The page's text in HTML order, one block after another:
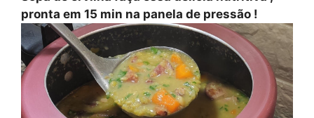
pronta em 15 min na panela de pressão !